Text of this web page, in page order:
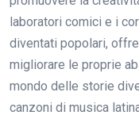
laboratori comici e i
diventati popolari,
migliorare le proprie
mondo delle storie
canzoni di musica